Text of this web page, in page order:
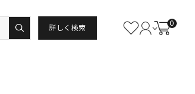
詳しく検索
0